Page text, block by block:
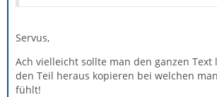
gerade noch rechtzeitig gelesen
sonst fast schon Gedanken für dich
Servus,
Ach vielleicht sollte man den ganzen
den Teil heraus kopieren bei welchen
fühlt!